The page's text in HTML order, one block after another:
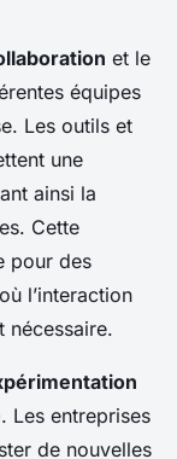
et le
équipes
Les outils et
une
ainsi la
Cette
pour des
l’interaction
nécessaire.
. Les entreprises
de nouvelles